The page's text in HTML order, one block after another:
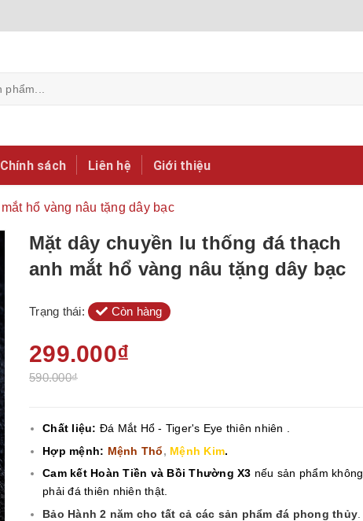
Chính sách Liên hệ Giới thiệu
hổ vàng nâu tặng dây bạc
Mặt dây chuyền lu thống đá thạch
anh mắt hổ vàng nâu tặng dây bạc
Trạng thái: Còn hàng
299.000₫
590.000₫
Chất liệu: Đá Mắt Hổ - Tiger's Eye thiên nhiên .
Hợp mệnh: Mệnh Thổ, Mệnh Kim.
Cam kết Hoàn Tiền và Bồi Thường X3 nếu sản phẩm không
phải đá thiên nhiên thật.
Bảo Hành 2 năm cho tất cả các sản phẩm đá phong thủy